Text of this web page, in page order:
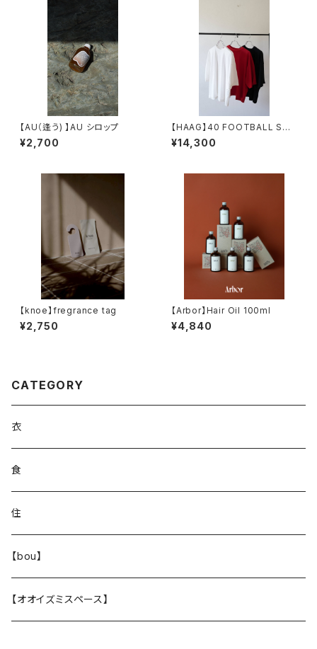
【AU（逢う) 】AU シロップ
¥2,700
【HAAG】40 FOOTBALL SHI
RT
¥14,300
【knoe】fregrance tag
¥2,750
【Arbor】Hair Oil 100ml
¥4,840
CATEGORY
衣
食
住
【bou】
【オオイズミスペース】